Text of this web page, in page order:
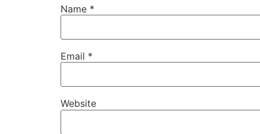
Name *
Email *
Website